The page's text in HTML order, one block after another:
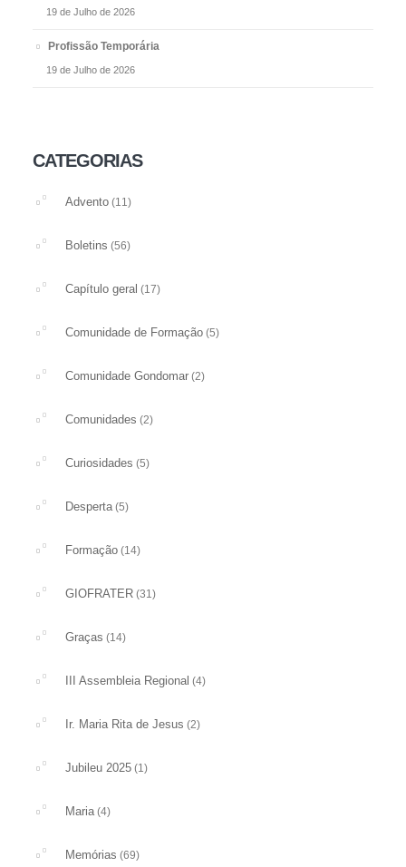
19 de Julho de 2026
Profissão Temporária
19 de Julho de 2026
CATEGORIAS
Advento (11)
Boletins (56)
Capítulo geral (17)
Comunidade de Formação (5)
Comunidade Gondomar (2)
Comunidades (2)
Curiosidades (5)
Desperta (5)
Formação (14)
GIOFRATER (31)
Graças (14)
III Assembleia Regional (4)
Ir. Maria Rita de Jesus (2)
Jubileu 2025 (1)
Maria (4)
Memórias (69)